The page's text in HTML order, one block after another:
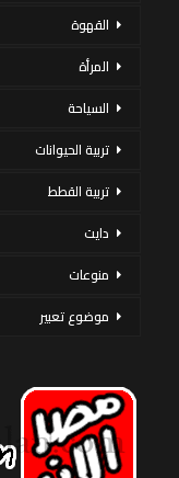
القهوة
المرأة
السياحة
تربية الحيوانات
تربية القطط
دايت
منوعات
موضوع تعبير